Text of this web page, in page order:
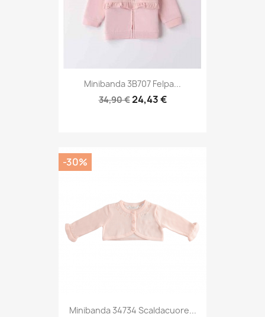
Minibanda 3B707 Felpa...
34,90 €24,43 €
Minibanda 34734 Scaldacuore...
-30%